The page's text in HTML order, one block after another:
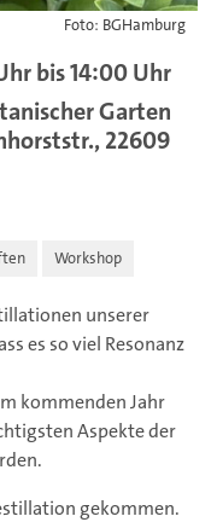
Foto: BGHamburg
bis 14:00 Uhr
Garten
22609
Workshop
unserer
es so viel Resonanz
kommenden Jahr
Aspekte der
gekommen.